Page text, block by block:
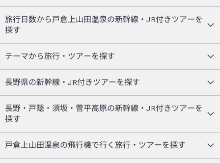
旅行日数から戸倉上山田温泉の新幹線・JR付きツアーを
探す
テーマから旅行・ツアーを探す
長野県の新幹線・JR付きツアーを探す
長野・戸隠・須坂・菅平高原の新幹線・JR付きツアーを
探す
戸倉上山田温泉の飛行機で行く旅行・ツアーを探す